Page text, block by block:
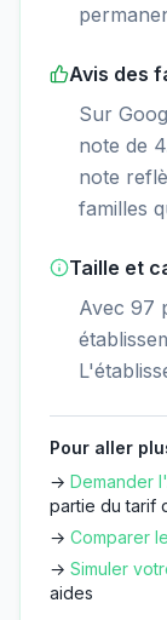
Avis des
Sur
note de
note
familles
Taille et
Avec 97
Pour aller
→ Demander
partie du tarif
→ Comparer
→ Simuler
aides